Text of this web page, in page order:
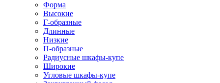
Форма
Высокие
Г-образные
Длинные
Низкие
П-образные
Радиусные шкафы-купе
Широкие
Угловые шкафы-купе